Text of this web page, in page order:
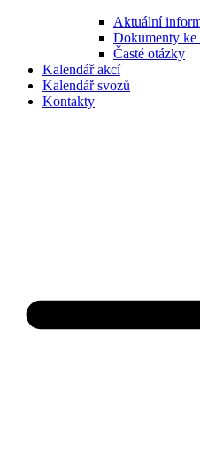
Aktuální
Dokumenty ke
Časté otázky
Kalendář akcí
Kalendář svozů
Kontakty